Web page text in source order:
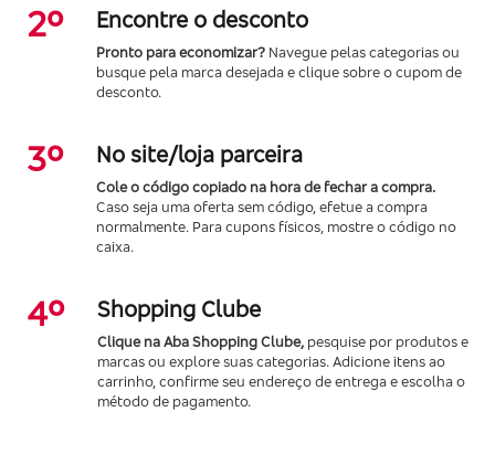
2º Encontre o desconto
Pronto para economizar? Navegue pelas categorias ou
busque pela marca desejada e clique sobre o cupom de
desconto.
3º No site/loja parceira
Cole o código copiado na hora de fechar a compra.
Caso seja uma oferta sem código, efetue a compra
normalmente. Para cupons físicos, mostre o código no
caixa.
4º Shopping Clube
Clique na Aba Shopping Clube, pesquise por produtos e
marcas ou explore suas categorias. Adicione itens ao
carrinho, confirme seu endereço de entrega e escolha o
método de pagamento.